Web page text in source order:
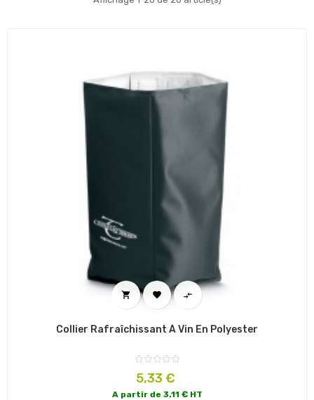
  
Collier Rafraîchissant À Vin En Polyester
Prix
5,33 €
A partir de 3.11 € HT